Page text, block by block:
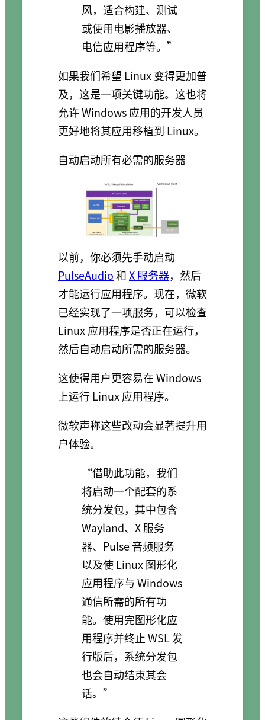
风，适合构建、测试
或使用电影播放器、
电信应用程序等。”
如果我们希望 Linux 变得更加普
及，这是一项关键功能。这也将
允许 Windows 应用的开发人员
更好地将其应用移植到 Linux。
自动启动所有必需的服务器
以前，你必须先手动启动
PulseAudio和X 服务器，然后
才能运行应用程序。现在，微软
已经实现了一项服务，可以检查
Linux 应用程序是否正在运行，
然后自动启动所需的服务器。
这使得用户更容易在 Windows
上运行 Linux 应用程序。
微软声称这些改动会显著提升用
户体验。
“借助此功能，我们
将启动一个配套的系
统分发包，其中包含
Wayland、X 服务
器、Pulse 音频服务
以及使 Linux 图形化
应用程序与 Windows
通信所需的所有功
能。使用完图形化应
用程序并终止 WSL 发
行版后，系统分发包
也会自动结束其会
话。”